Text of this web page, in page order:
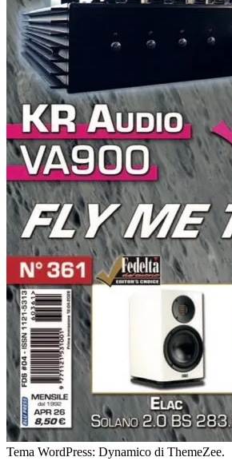
Tema WordPress: Dynamico di ThemeZee.